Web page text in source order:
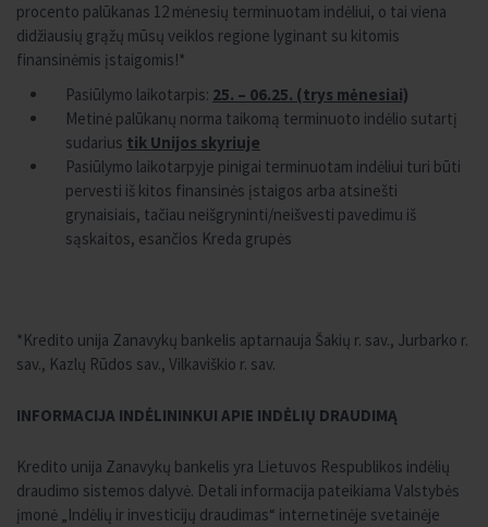
procento palūkanas 12 mėnesių terminuotam indėliui, o tai viena
didžiausių grąžų mūsų veiklos regione lyginant su kitomis
finansinėmis įstaigomis!*
Pasiūlymo laikotarpis: 25. – 06.25. (trys mėnesiai)
Metinė palūkanų norma taikomą terminuoto indėlio sutartį
sudarius tik Unijos skyriuje
Pasiūlymo laikotarpyje pinigai terminuotam indėliui turi būti
pervesti iš kitos finansinės įstaigos arba atsinešti
grynaisiais, tačiau neišgryninti/neišvesti pavedimu iš
sąskaitos, esančios Kreda grupės
*Kredito unija Zanavykų bankelis aptarnauja Šakių r. sav., Jurbarko r.
sav., Kazlų Rūdos sav., Vilkaviškio r. sav.
INFORMACIJA INDĖLININKUI APIE INDĖLIŲ DRAUDIMĄ
Kredito unija Zanavykų bankelis yra Lietuvos Respublikos indėlių
draudimo sistemos dalyvė. Detali informacija pateikiama Valstybės
įmonė „Indėlių ir investicijų draudimas“ internetinėje svetainėje